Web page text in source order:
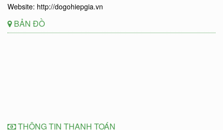
Website: http://dogohiepgia.vn
BẢN ĐỒ
THÔNG TIN THANH TOÁN